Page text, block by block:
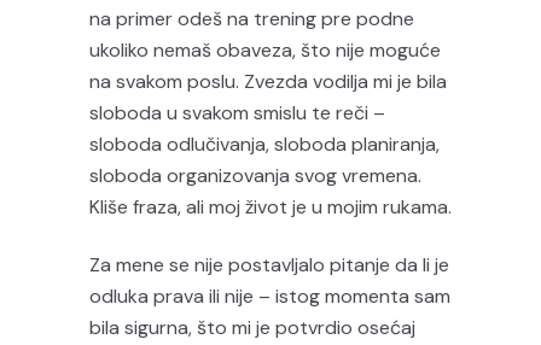
na primer odeš na trening pre podne
ukoliko nemaš obaveza, što nije moguće
na svakom poslu. Zvezda vodilja mi je bila
sloboda u svakom smislu te reči –
sloboda odlučivanja, sloboda planiranja,
sloboda organizovanja svog vremena.
Kliše fraza, ali moj život je u mojim rukama.
Za mene se nije postavljalo pitanje da li je
odluka prava ili nije – istog momenta sam
bila sigurna, što mi je potvrdio osećaj